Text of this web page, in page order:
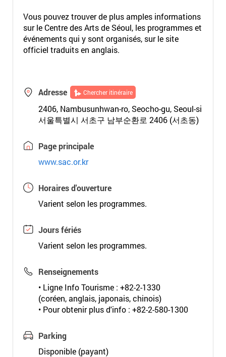
Vous pouvez trouver de plus amples informations
sur le Centre des Arts de Séoul, les programmes et
événements qui y sont organisés, sur le site
officiel traduits en anglais.
Adresse Chercher itinéraire
2406, Nambusunhwan-ro, Seocho-gu, Seoul-si
서울특별시 서초구 남부순환로 2406 (서초동)
Page principale
www.sac.or.kr
Horaires d'ouverture
Varient selon les programmes.
Jours fériés
Varient selon les programmes.
Renseignements
• Ligne Info Tourisme : +82-2-1330
(coréen, anglais, japonais, chinois)
• Pour obtenir plus d'info : +82-2-580-1300
Parking
Disponible (payant)